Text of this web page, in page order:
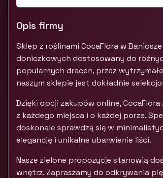
Opis firmy
Sklep z roślinami CocaFlora w
doniczkowych dostosowany do
popularnych dracen, przez
naszym sklepie jest dokładnie
Dzięki opcji zakupów online,
z każdego miejsca i o każdej porze.
doskonale sprawdzą się w
elegancję i unikalne ubarwienie liści.
Nasze zielone propozycje stanowią
wnętrz. Zapraszamy do odkrywania